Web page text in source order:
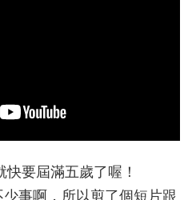
要屆滿五歲了喔！
事啊，所以剪了個短片跟